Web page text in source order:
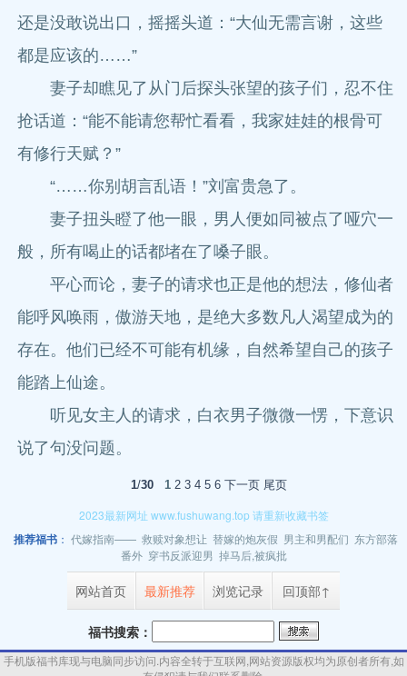
还是没敢说出口，摇摇头道：“大仙无需言谢，这些
都是应该的……”
妻子却瞧见了从门后探头张望的孩子们，忍不住
抢话道：“能不能请您帮忙看看，我家娃娃的根骨可
有修行天赋？”
“……你别胡言乱语！”刘富贵急了。
妻子扭头瞪了他一眼，男人便如同被点了哑穴一
般，所有喝止的话都堵在了嗓子眼。
平心而论，妻子的请求也正是他的想法，修仙者
能呼风唤雨，傲游天地，是绝大多数凡人渴望成为的
存在。他们已经不可能有机缘，自然希望自己的孩子
能踏上仙途。
听见女主人的请求，白衣男子微微一愣，下意识
说了句没问题。
1/30 1 2 3 4 5 6 下一页 尾页
2023最新网址 www.fushuwang.top 请重新收藏书签
推荐福书： 代嫁指南—— 救赎对象想让 替嫁的炮灰假 男主和男配们 东方部落
番外 穿书反派迎男 掉马后,被疯批
网站首页 最新推荐 浏览记录 回顶部↑
福书搜索：
手机版福书库现与电脑同步访问.内容全转于互联网, 网站资源版权均为原创者所有,如